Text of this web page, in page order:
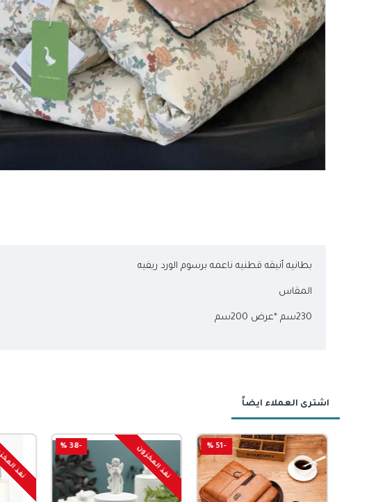
بطانيه أنيقه قطنيه ناعمه برسوم الورد ريفيه
المقاس
230سم *عرض 200سم
اشترى العملاء ايضاً
-51 % نفذ المخزون نفذ المخزون -50 %